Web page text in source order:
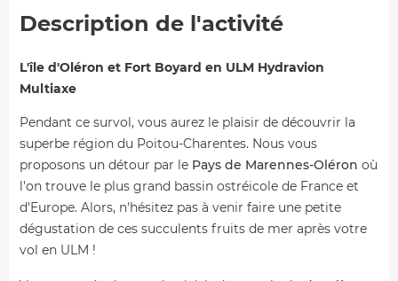
Description de l'activité
L'île d'Oléron et Fort Boyard en ULM Hydravion
Multiaxe
Pendant ce survol, vous aurez le plaisir de découvrir la
superbe région du Poitou-Charentes. Nous vous
proposons un détour par le Pays de Marennes-Oléron où
l'on trouve le plus grand bassin ostréicole de France et
d'Europe. Alors, n'hésitez pas à venir faire une petite
dégustation de ces succulents fruits de mer après votre
vol en ULM !